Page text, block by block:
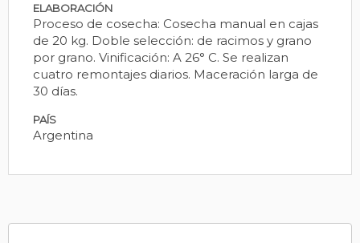
ELABORACIÓN
Proceso de cosecha: Cosecha manual en cajas
de 20 kg. Doble selección: de racimos y grano
por grano. Vinificación: A 26° C. Se realizan
cuatro remontajes diarios. Maceración larga de
30 días.
PAÍS
Argentina